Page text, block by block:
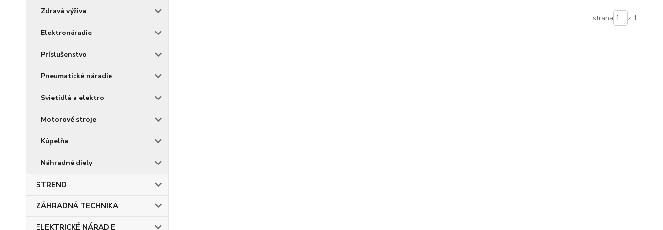
Zdravá výživa
Elektronáradie
Príslušenstvo
Pneumatické náradie
Svietidlá a elektro
Motorové stroje
Kúpelňa
Náhradné diely
STREND
ZÁHRADNÁ TECHNIKA
ELEKTRICKÉ NÁRADIE
strana z 1